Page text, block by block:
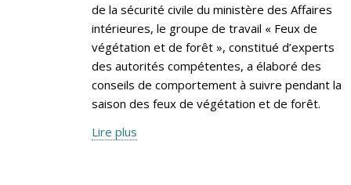
de la sécurité civile du ministère des Affaires
intérieures, le groupe de travail « Feux de
végétation et de forêt », constitué d’experts
des autorités compétentes, a élaboré des
conseils de comportement à suivre pendant la
saison des feux de végétation et de forêt.
Lire plus